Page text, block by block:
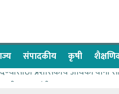
संपादकीय कृषी
प्रशासकीय